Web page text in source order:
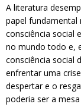
A literatura
papel fundamental
consciência social
no mundo todo e,
consciência social
enfrentar uma
despertar e o
poderia ser a